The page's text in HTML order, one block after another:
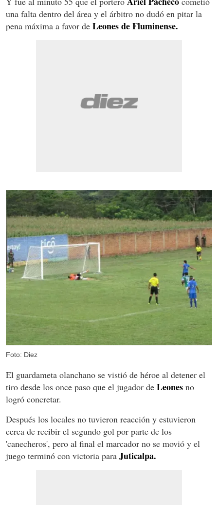
una falta dentro del área y el árbitro no dudó en pitar la
pena máxima a favor de Leones de Fluminense.
Foto: Diez
El guardameta olanchano se vistió de héroe al detener el
tiro desde los once paso que el jugador de Leones no
logró concretar.
Después los locales no tuvieron reacción y estuvieron
cerca de recibir el segundo gol por parte de los
'canecheros', pero al final el marcador no se movió y el
juego terminó con victoria para Juticalpa.